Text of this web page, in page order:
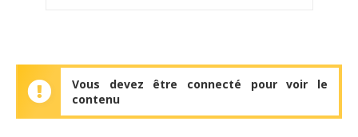
Vous devez être connecté pour voir le
contenu